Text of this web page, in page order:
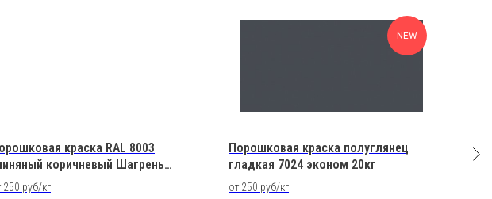
краска RAL 8003
коричневый Шагрень
250 руб/кг
NEW
Порошковая краска полуглянец
гладкая 7024 эконом 20кг
от 250 руб/кг